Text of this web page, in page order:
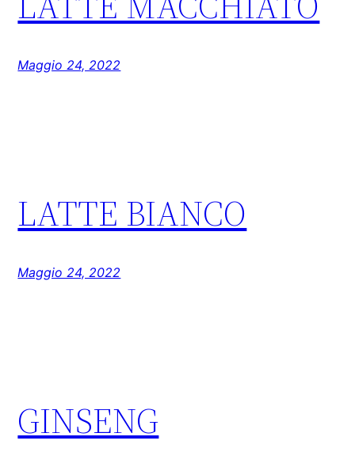
Maggio 24, 2022
LATTE BIANCO
Maggio 24, 2022
GINSENG